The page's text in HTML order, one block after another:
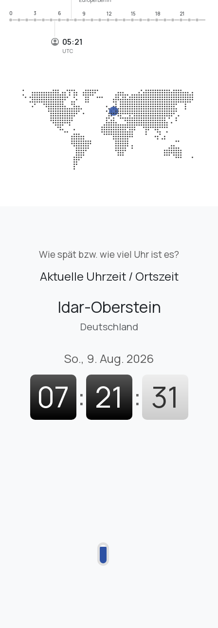
05:21
UTC
0
3 6 9 12 15 18 21
Wie spät bzw. wie viel Uhr ist es?
Aktuelle Uhrzeit / Ortszeit
Idar-Oberstein
Deutschland
So., 9. Aug. 2026
07 : 21 : 32